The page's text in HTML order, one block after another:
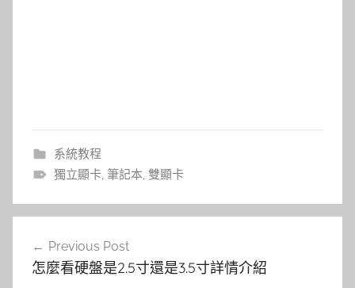
系統教程
獨立顯卡, 筆記本, 雙顯卡
Previous Post
怎麼看硬盤是2.5寸還是3.5寸詳情介紹